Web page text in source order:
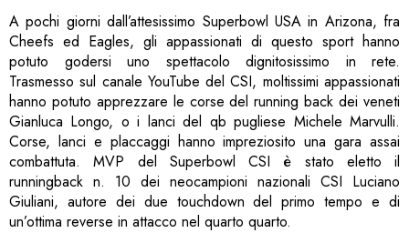
A pochi giorni dall’attesissimo Superbowl USA in Arizona, fra
Cheefs ed Eagles, gli appassionati di questo sport hanno
potuto godersi uno spettacolo dignitosissimo in rete.
Trasmesso sul canale YouTube del CSI, moltissimi appassionati
hanno potuto apprezzare le corse del running back dei veneti
Gianluca Longo, o i lanci del qb pugliese Michele Marvulli.
Corse, lanci e placcaggi hanno impreziosito una gara assai
combattuta. MVP del Superbowl CSI è stato eletto il
runningback n. 10 dei neocampioni nazionali CSI Luciano
Giuliani, autore dei due touchdown del primo tempo e di
un’ottima reverse in attacco nel quarto quarto.